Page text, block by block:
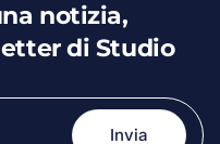
notizia,
di Studio